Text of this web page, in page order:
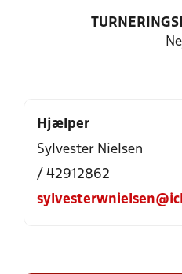
Hjælper
Sylvester Nielsen
/ 42912862